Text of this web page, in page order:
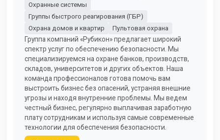
Охранные системы
Группы быстрого реагирования (ГБР)
Охрана домов и квартир
Пультовая охрана
Группа компаний «Рубикон» предлагает широкий
спектр услуг по обеспечению безопасности. Мы
специализируемся на охране банков, производств,
складов, университетов и других объектов. Наша
команда профессионалов готова помочь вам
выстроить бизнес без опасений, устраняя внешние
угрозы и находя внутренние проблемы. Мы ведем
честный бизнес, регулярно выплачивая заработную
плату сотрудникам и используя самые современные
технологии для обеспечения безопасности.